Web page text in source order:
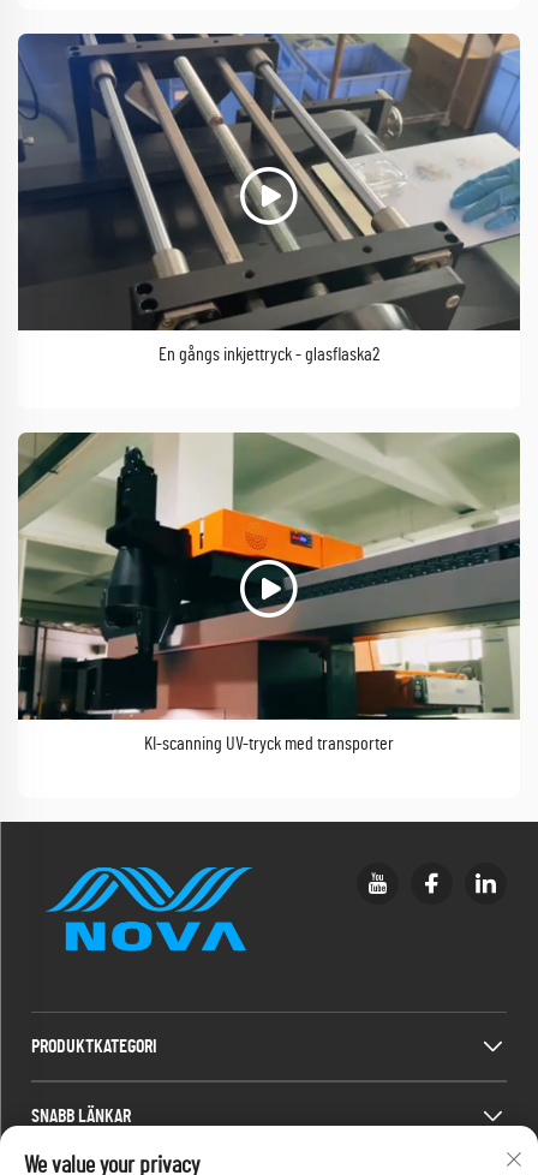
En gångs inkjettryck - glasflaska2
KI-scanning UV-tryck med transporter
PRODUKTKATEGORI
SNABB LÄNKAR
We value your privacy